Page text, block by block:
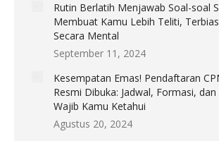
Rutin Berlatih Menjawab Soal-soal
Membuat Kamu Lebih Teliti,
Secara Mental
September 11, 2024
Kesempatan Emas! Pendaftaran
Resmi Dibuka: Jadwal, Formasi,
Wajib Kamu Ketahui
Agustus 20, 2024